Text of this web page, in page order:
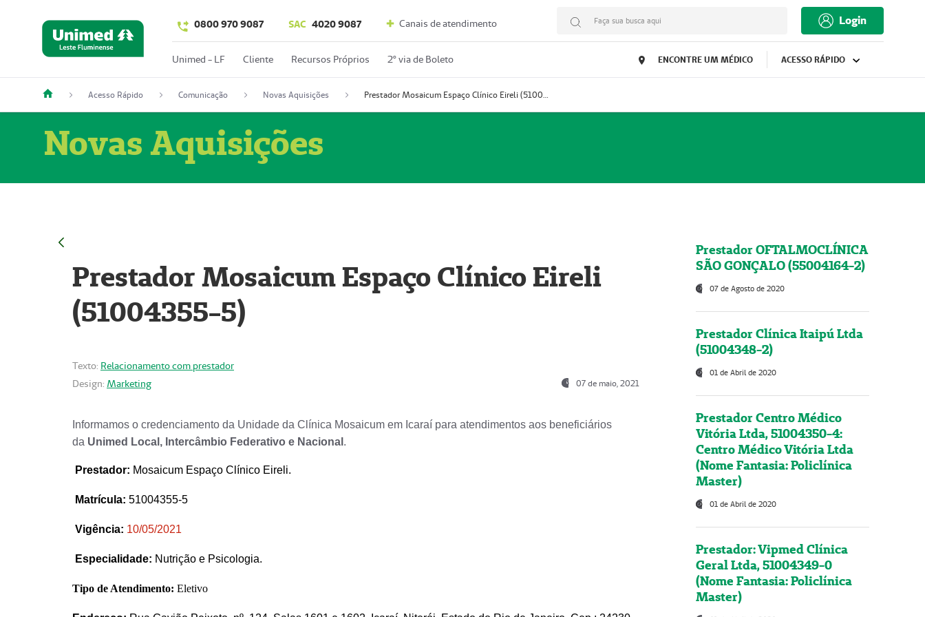
0800 970 9087 SAC 4020 9087 Canais de atendimento Faça sua busca aqui Login
Unimed - LF Cliente Recursos Próprios 2º via de Boleto ENCONTRE UM MÉDICO ACESSO RÁPIDO
Acesso Rápido Comunicação Novas Aquisições Prestador Mosaicum Espaço Clínico Eireli (51004355-5)
Novas Aquisições
Prestador Mosaicum Espaço Clínico Eireli
(51004355-5)
Texto: Relacionamento com prestador
Design: Marketing 07 de maio, 2021
Informamos o credenciamento da Unidade da Clínica Mosaicum em Icaraí para atendimentos aos beneficiários
da Unimed Local, Intercâmbio Federativo e Nacional .
Prestador: Mosaicum Espaço Clínico Eireli.
Matrícula: 51004355-5
Vigência: 10/05/2021
Especialidade: Nutrição e Psicologia.
Tipo de Atendimento: Eletivo
Prestador OFTALMOCLÍNICA
SÃO GONÇALO (55004164-2)
07 de Agosto de 2020
Prestador Clínica Itaipú Ltda
(51004348-2)
01 de Abril de 2020
Prestador Centro Médico
Vitória Ltda, 51004350-4:
Centro Médico Vitória Ltda
(Nome Fantasia: Policlínica
Master)
01 de Abril de 2020
Prestador: Vipmed Clínica
Geral Ltda, 51004349-0
(Nome Fantasia: Policlínica
Master)